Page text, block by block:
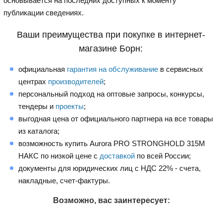
публикации сведениях.
Ваши преимущества при покупке в интернет-
магазине Борн:
официальная гарантия на обслуживание в сервисных
центрах производителей;
персональный подход на оптовые запросы, конкурсы,
тендеры и проекты;
выгодная цена от официального партнера на все товары
из каталога;
возможность купить Aurora PRO STRONGHOLD 315M
НАКС по низкой цене с доставкой по всей России;
документы для юридических лиц с НДС 22% - счета,
накладные, счет-фактуры.
Возможно, вас заинтересует: